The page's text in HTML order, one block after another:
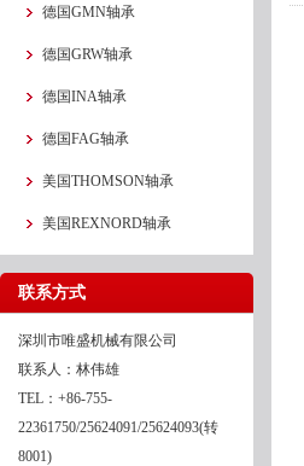
德国GMN轴承
德国GRW轴承
德国INA轴承
德国FAG轴承
美国THOMSON轴承
美国REXNORD轴承
联系方式
深圳市唯盛机械有限公司
联系人：林伟雄
TEL：+86-755-
22361750/25624091/25624093(转
8001)